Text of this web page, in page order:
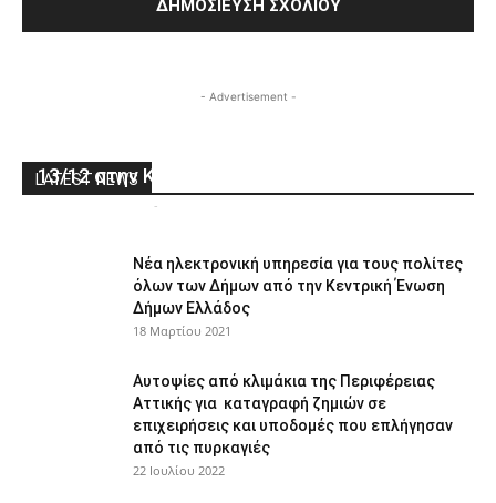
- Advertisement -
LATEST NEWS
13/12 στην Κηφισιά
-
Νέα ηλεκτρονική υπηρεσία για τους πολίτες
όλων των Δήμων από την Κεντρική Ένωση
Δήμων Ελλάδος
18 Μαρτίου 2021
Αυτοψίες από κλιμάκια της Περιφέρειας
Αττικής για καταγραφή ζημιών σε
επιχειρήσεις και υποδομές που επλήγησαν
από τις πυρκαγιές
22 Ιουλίου 2022